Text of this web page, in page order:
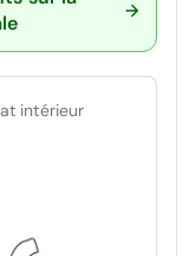
intérieur